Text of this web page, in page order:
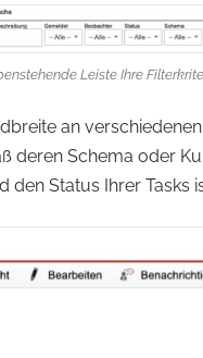
Leiste Ihre
an
deren Schema oder
den Status Ihrer Tasks